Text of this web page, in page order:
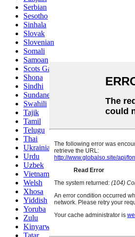
Serbian
Sesotho
Sinhala
Slovak
Slovenian
Somali
Samoan
Scots Gaelic
Shona
Sindhi
Sundanese
Swahili
Tajik
Tamil
Telugu
Thai
Ukrainian
Urdu
Uzbek
Vietnamese
Welsh
Xhosa
Yiddish
Yoruba
Zulu
Kinyarwanda